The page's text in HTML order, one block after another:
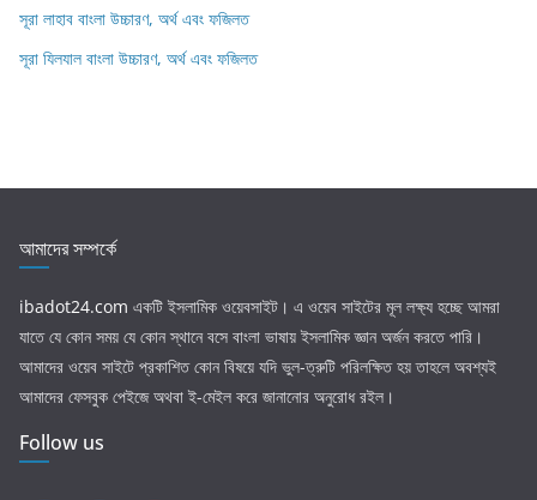
সূরা লাহাব‌‌‌ বাংলা উচ্চারণ, অর্থ এবং ফজিলত
সূরা যিলযাল বাংলা উচ্চারণ, অর্থ এবং ফজিলত
আমাদের সম্পর্কে
ibadot24.com একটি ইসলামিক ওয়েবসাইট। এ ওয়েব সাইটের মূল লক্ষ্য হচ্ছে আমরা
যাতে যে কোন সময় যে কোন স্থানে বসে বাংলা ভাষায় ইসলামিক জ্ঞান অর্জন করতে পারি।
আমাদের ওয়েব সাইটে প্রকাশিত কোন বিষয়ে যদি ভুল-ত্রুটি পরিলক্ষিত হয় তাহলে অবশ্যই
আমাদের ফেসবুক পেইজে অথবা ই-মেইল করে জানানোর অনুরোধ রইল।
Follow us